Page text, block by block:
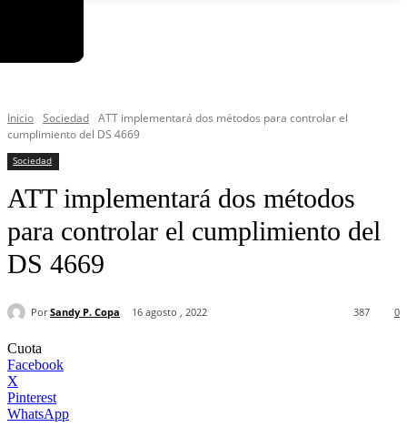
Inicio Sociedad ATT implementará dos métodos para controlar el
cumplimiento del DS 4669
Sociedad
ATT implementará dos métodos
para controlar el cumplimiento del
DS 4669
Por Sandy P. Copa 16 agosto , 2022 0
387
Cuota
Facebook
X
Pinterest
WhatsApp